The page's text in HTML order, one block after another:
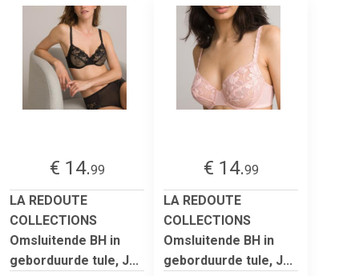
€ 14.99
LA REDOUTE
COLLECTIONS
Omsluitende BH in
geborduurde tule, J...
€ 14.99
LA REDOUTE
COLLECTIONS
Omsluitende BH in
geborduurde tule, J...